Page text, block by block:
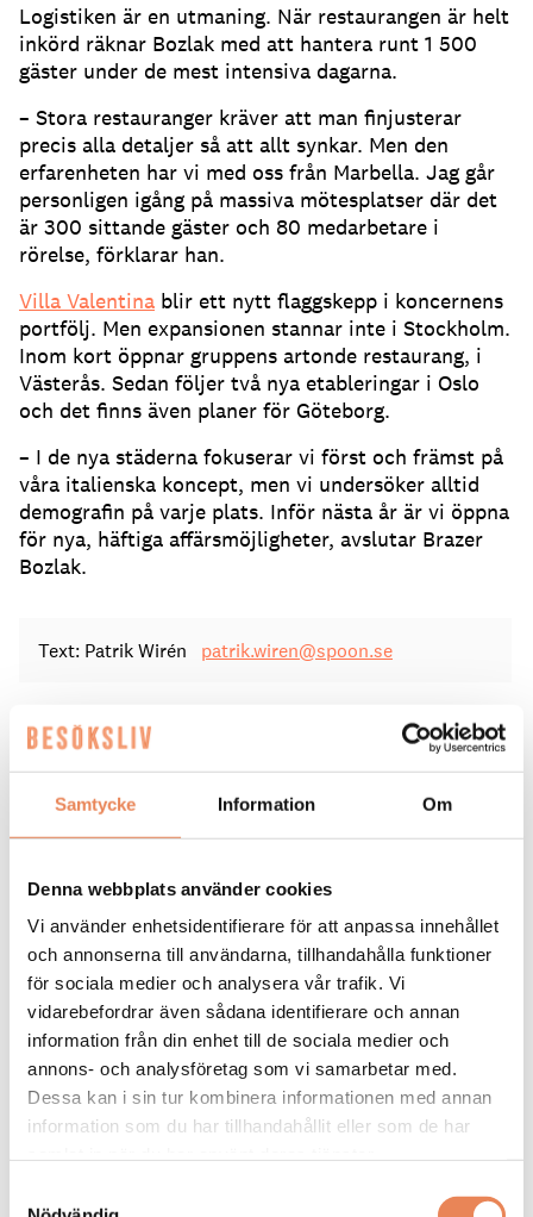
Samtycke Information Om
Denna webbplats använder cookies
Vi använder enhetsidentifierare för att anpassa innehållet
och annonserna till användarna, tillhandahålla funktioner
för sociala medier och analysera vår trafik. Vi
vidarebefordrar även sådana identifierare och annan
information från din enhet till de sociala medier och
annons- och analysföretag som vi samarbetar med.
Dessa kan i sin tur kombinera informationen med annan
information som du har tillhandahållit eller som de har
Logistiken är en utmaning. När restaurangen är helt
inkörd räknar Bozlak med att hantera runt 1 500
gäster under de mest intensiva dagarna.
– Stora restauranger kräver att man finjusterar
precis alla detaljer så att allt synkar. Men den
erfarenheten har vi med oss från Marbella. Jag går
personligen igång på massiva mötesplatser där det
är 300 sittande gäster och 80 medarbetare i
rörelse, förklarar han.
Villa Valentina blir ett nytt flaggskepp i koncernens
portfölj. Men expansionen stannar inte i Stockholm.
Inom kort öppnar gruppens artonde restaurang, i
Västerås. Sedan följer två nya etableringar i Oslo
och det finns även planer för Göteborg.
– I de nya städerna fokuserar vi först och främst på
våra italienska koncept, men vi undersöker alltid
demografin på varje plats. Inför nästa år är vi öppna
för nya, häftiga affärsmöjligheter, avslutar Brazer
Bozlak.
Text: Patrik Wirén patrik.wiren@spoon.se
Urban Italian Group (UIG)
Grundat: 2017.
Består av 17 restauranger i Sverige och Spanien under
varumärken som Basta, Florentine, Cielo, Trattoria
Giorgio's, Lola Maria och Villa Valentina.
Serverar över två miljoner gäster årligen med hjälp av
Under 2026 och 2027 planerar den snabbväxande